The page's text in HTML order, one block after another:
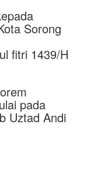
Sorong
fitri 1439/H
pada
Uztad Andi